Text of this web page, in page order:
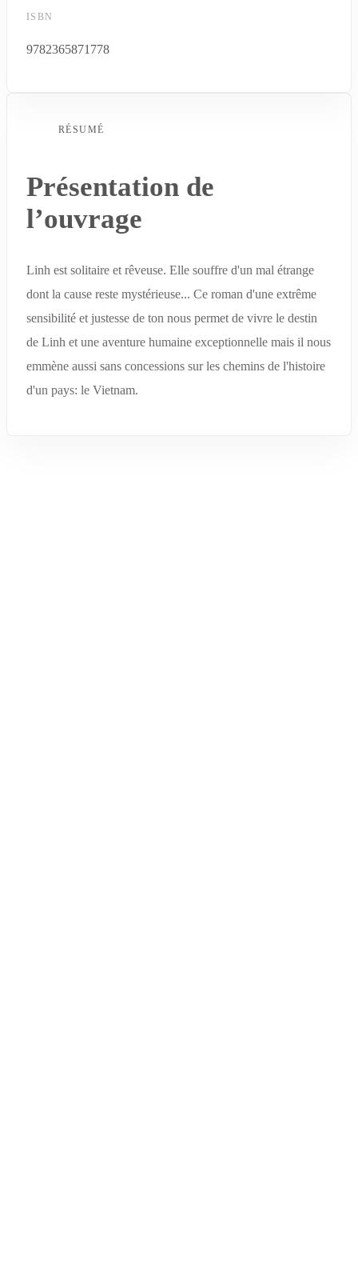
ISBN
9782365871778
RÉSUMÉ
Présentation de
l’ouvrage
Linh est solitaire et rêveuse. Elle souffre d'un mal étrange
dont la cause reste mystérieuse... Ce roman d'une extrême
sensibilité et justesse de ton nous permet de vivre le destin
de Linh et une aventure humaine exceptionnelle mais il nous
emmène aussi sans concessions sur les chemins de l'histoire
d'un pays: le Vietnam.